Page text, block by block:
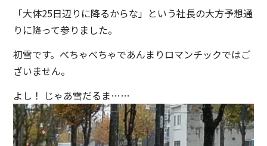
「大体25日辺りに降るからな」という社長の大方予想通
りに降って参りました。
初雪です。べちゃべちゃであんまりロマンチックではご
ざいません。
よし！ じゃあ雪だるま……